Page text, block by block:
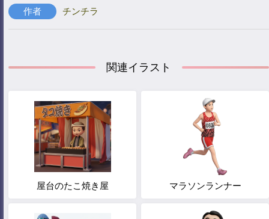
作者 チンチラ
関連イラスト
屋台のたこ焼き屋 マラソンランナー